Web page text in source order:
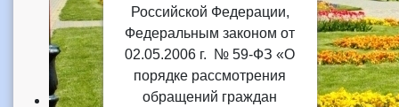
Российской Федерации,
Федеральным законом от
02.05.2006 г. № 59-ФЗ «О
порядке рассмотрения
обращений граждан